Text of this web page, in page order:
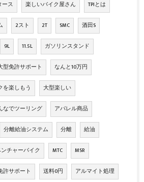
ース 楽しいバイク屋さん TPIとは
2スト 2T SMC 酒田S
9L 11.5L ガソリンスタンド
型免許サポート なんと10万円
を楽しもう 大型楽しい
なでツーリング アパレル商品
分離給油システム 分離 給油
チャーバイク MTC MSR
許サポート 送料0円 アルマイト処理